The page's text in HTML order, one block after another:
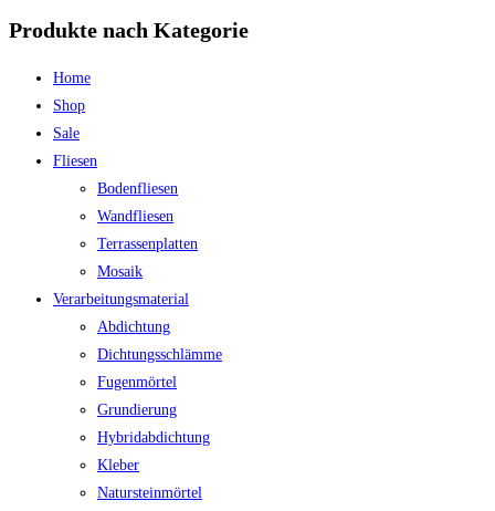
Produkte nach Kategorie
Home
Shop
Sale
Fliesen
Bodenfliesen
Wandfliesen
Terrassenplatten
Mosaik
Verarbeitungsmaterial
Abdichtung
Dichtungsschlämme
Fugenmörtel
Grundierung
Hybridabdichtung
Kleber
Natursteinmörtel